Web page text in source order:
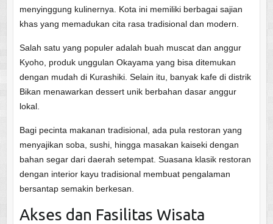
menyinggung kulinernya. Kota ini memiliki berbagai sajian
khas yang memadukan cita rasa tradisional dan modern.
Salah satu yang populer adalah buah muscat dan anggur
Kyoho, produk unggulan Okayama yang bisa ditemukan
dengan mudah di Kurashiki. Selain itu, banyak kafe di distrik
Bikan menawarkan dessert unik berbahan dasar anggur
lokal.
Bagi pecinta makanan tradisional, ada pula restoran yang
menyajikan soba, sushi, hingga masakan kaiseki dengan
bahan segar dari daerah setempat. Suasana klasik restoran
dengan interior kayu tradisional membuat pengalaman
bersantap semakin berkesan.
Akses dan Fasilitas Wisata